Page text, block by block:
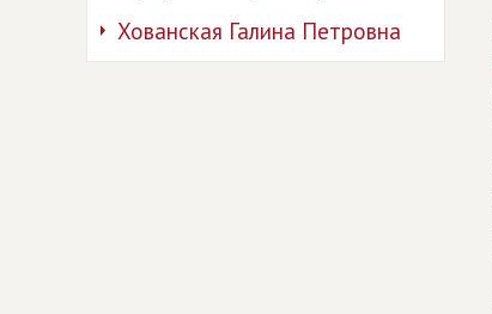
Хованская Галина Петровна